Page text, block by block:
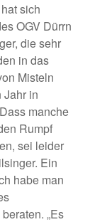
sich
OGV Dürrn
die sehr
in das
Misteln
Jahr in
manche
Rumpf
sei leider
Ein
habe man
„Es